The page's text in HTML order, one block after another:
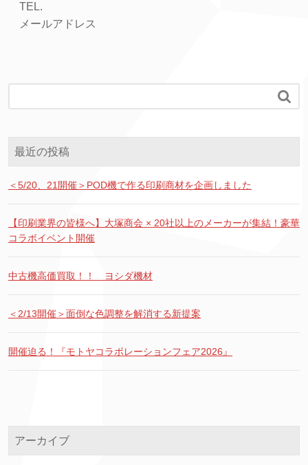
TEL.
メールアドレス

最近の投稿
＜5/20、21開催＞POD機で作る印刷商材を企画しました
【印刷業界の皆様へ】大塚商会 × 20社以上のメーカーが集結！豪華
コラボイベント開催
中古機高価買取！！ ヨシダ機材
＜2/13開催＞面倒な色調整を解消する新提案
開催迫る！『モトヤコラボレーションフェア2026』
アーカイブ